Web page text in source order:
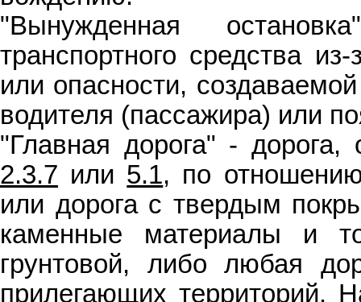
"Вынужденная
транспортного средства
или опасности,
водителя (пассажира) или
"Главная дорога" -
2.3.7 или 5.1, по
или дорога с твердым
каменные материалы и
грунтовой, либо любая
прилегающих территорий.